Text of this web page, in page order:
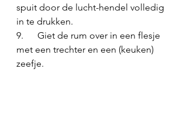
spuit door de lucht-hendel volledig
in te drukken.
9.      Giet de rum over in een flesje
met een trechter en een (keuken)
zeefje.